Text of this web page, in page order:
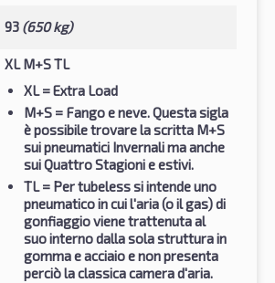
93 (650 kg)
XL M+S TL
XL= Extra Load
M+S = Fango e neve. Questa sigla
è possibile trovare la scritta M+S
sui pneumatici Invernali ma anche
sui Quattro Stagioni e estivi.
TL= Per tubeless si intende uno
pneumatico in cui l'aria (o il gas) di
gonfiaggio viene trattenuta al
suo interno dalla sola struttura in
gomma e acciaio e non presenta
perciò la classica camera d'aria.